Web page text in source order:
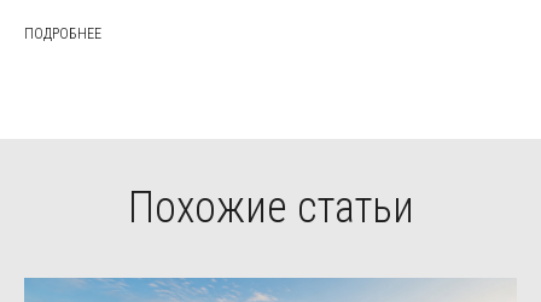
ПОДРОБНЕЕ
Похожие статьи